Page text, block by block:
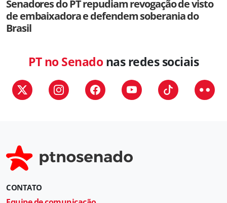
Senadores do PT repudiam revogação de visto
de embaixadora e defendem soberania do
Brasil
PT no Senadonas redes sociais
CONTATO